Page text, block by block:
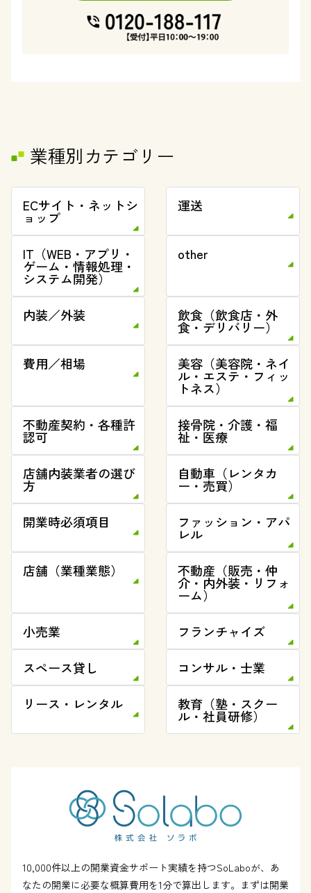
業種別カテゴリー
ECサイト・ネットシ
ョップ
運送
IT（WEB・アプリ・
ゲーム・情報処理・
システム開発）
other
内装／外装 飲食（飲食店・外
食・デリバリー）
費用／相場
美容（美容院・ネイ
ル・エステ・フィッ
トネス）
不動産契約・各種許
認可
接骨院・介護・福
祉・医療
店舗内装業者の選び
方
自動車（レンタカ
ー・売買）
開業時必須項目
ファッション・アパ
レル
店舗（業種業態）
不動産（販売・仲
介・内外装・リフォ
ーム）
小売業
フランチャイズ
スペース貸し
コンサル・士業
リース・レンタル
教育（塾・スクー
ル・社員研修）
10,000件以上の開業資金サポート実績を持つSoLaboが、あ
なたの開業に必要な概算費用を1分で算出します。まずは開業